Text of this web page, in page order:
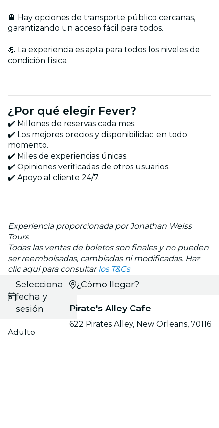
🚆 Hay opciones de transporte público cercanas,
garantizando un acceso fácil para todos.
💪 La experiencia es apta para todos los niveles de
condición física.
¿Por qué elegir Fever?
✔️ Millones de reservas cada mes.
✔️ Los mejores precios y disponibilidad en todo
momento.
✔️ Miles de experiencias únicas.
✔️ Opiniones verificadas de otros usuarios.
✔️ Apoyo al cliente 24/7.
Experiencia proporcionada por Jonathan Weiss
Tours
Todas las ventas de boletos son finales y no pueden
ser reembolsadas, cambiadas ni modificadas. Haz
clic aquí para consultar los T&Cs.
Selecciona
fecha y
sesión
Adulto
¿Cómo llegar?
Pirate's Alley Cafe
622 Pirates Alley, New Orleans, 70116